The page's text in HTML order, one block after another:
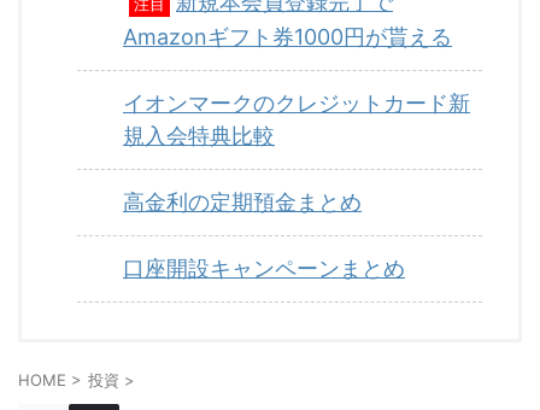
注目
Amazonギフト券1000円が貰える
イオンマークのクレジットカード新
規入会特典比較
高金利の定期預金まとめ
口座開設キャンペーンまとめ
HOME > 投資 >